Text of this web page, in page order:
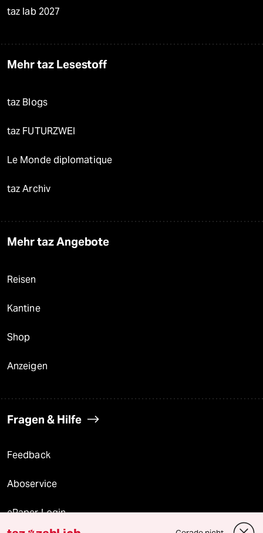
taz lab 2027
Mehr taz Lesestoff
taz Blogs
taz FUTURZWEI
Le Monde diplomatique
taz Archiv
Mehr taz Angebote
Reisen
Kantine
Shop
Anzeigen
Fragen & Hilfe
Feedback
Aboservice
ePaper Login